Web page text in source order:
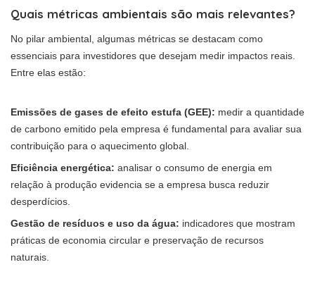
Quais métricas ambientais são mais relevantes?
No pilar ambiental, algumas métricas se destacam como
essenciais para investidores que desejam medir impactos reais.
Entre elas estão:
Emissões de gases de efeito estufa (GEE): medir a quantidade
de carbono emitido pela empresa é fundamental para avaliar sua
contribuição para o aquecimento global.
Eficiência energética: analisar o consumo de energia em
relação à produção evidencia se a empresa busca reduzir
desperdícios.
Gestão de resíduos e uso da água: indicadores que mostram
práticas de economia circular e preservação de recursos
naturais.